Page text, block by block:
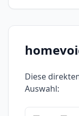
Diese
Auswahl: